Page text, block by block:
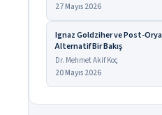
27 Mayıs 2026
Ignaz Goldziher ve Post-
Alternatif Bir Bakış
Dr. Mehmet Akif Koç
20 Mayıs 2026